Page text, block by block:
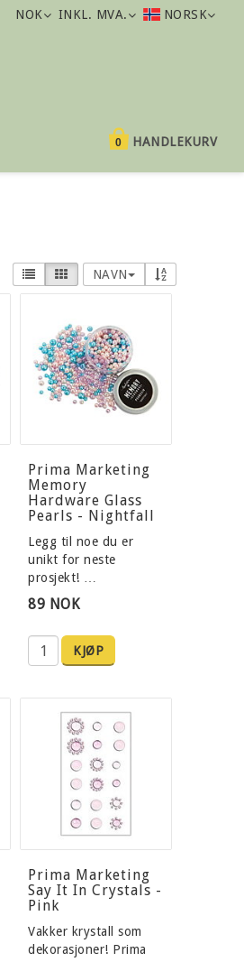
NOK INKL. MVA. NORSK
HANDLEKURV
0
NAVN
Prima Marketing
Memory
Hardware Glass
Pearls - Nightfall
Legg til noe du er
unikt for neste
prosjekt! …
89 NOK
KJØP
Prima Marketing
Say It In Crystals -
Pink
Vakker krystall som
dekorasjoner! Prima